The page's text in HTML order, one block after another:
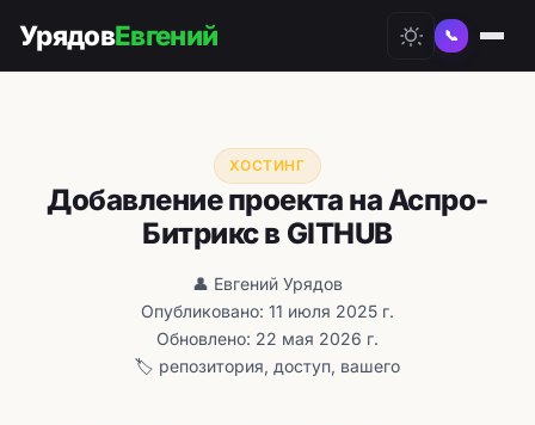
УрядовЕвгений 📞
ХОСТИНГ
Добавление проекта на Аспро-
Битрикс в GITHUB
👤 Евгений Урядов
Опубликовано: 11 июля 2025 г.
Обновлено: 22 мая 2026 г.
🏷️ репозитория, доступ, вашего